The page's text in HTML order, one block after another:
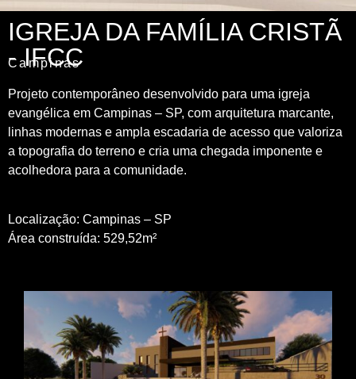
IGREJA DA FAMÍLIA CRISTÃ
- IFCC
Campinas
Projeto contemporâneo desenvolvido para uma igreja
evangélica em Campinas – SP, com arquitetura marcante,
linhas modernas e ampla escadaria de acesso que valoriza
a topografia do terreno e cria uma chegada imponente e
acolhedora para a comunidade.
Localização: Campinas – SP
Área construída: 529,52m²